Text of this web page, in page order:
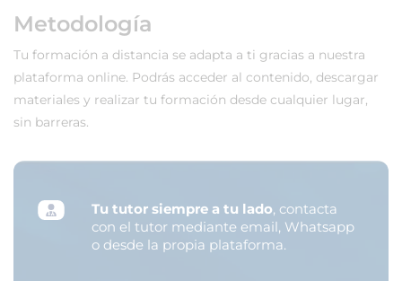
Metodología
Tu formación a distancia se adapta a ti gracias a nuestra
plataforma online. Podrás acceder al contenido, descargar
materiales y realizar tu formación desde cualquier lugar,
sin barreras.
Tu tutor siempre a tu lado, contacta
con el tutor mediante email, Whatsapp
o desde la propia plataforma.